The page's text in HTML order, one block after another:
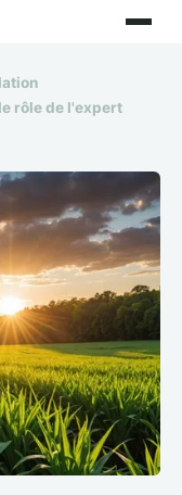
rôle de l'expert